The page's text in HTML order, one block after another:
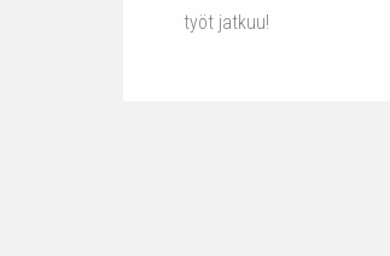
työt jatkuu!